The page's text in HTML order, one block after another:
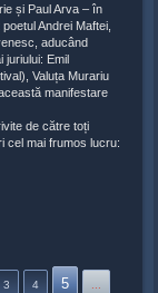
și Paul Arva – în
Andrei Maftei,
aducând
juriului: Emil
Valuța Murariu
manifestare
de către toți
cel mai frumos lucru:
3 4 5